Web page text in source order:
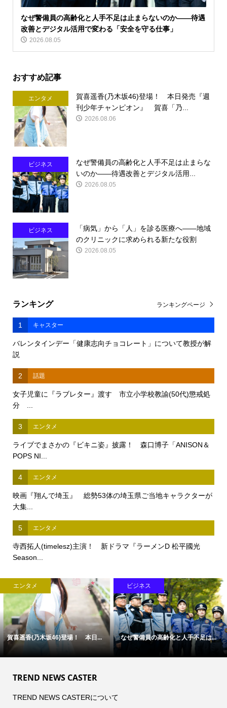
なぜ警備員の高齢化と人手不足は止まらないのか――待遇
改善とデジタル活用で変わる「安全を守る仕事」
2026.08.05
おすすめ記事
エンタメ
賀喜遥香(乃木坂46)登場！ 本日発売『週
刊少年チャンピオン』 賀喜「乃...
2026.08.06
ビジネス
なぜ警備員の高齢化と人手不足は止まらな
いのか――待遇改善とデジタル活用...
2026.08.05
ビジネス
「病気」から「人」を診る医療へ――地域
のクリニックに求められる新たな役割
2026.08.05
ランキング
1 キャスター
バレンタインデー「健康志向チョコレート」について教授が解
説
2 話題
女子児童に『ラブレター』渡す 市立小学校教諭(50代)懲戒処
分 ...
3 エンタメ
ライブでまさかの『ビキニ姿』披露！ 森口博子「ANISON＆
POPS NI...
4 エンタメ
映画『翔んで埼玉』 総勢53体の埼玉県ご当地キャラクターが
大集...
5 エンタメ
寺西拓人(timelesz)主演！ 新ドラマ『ラーメンD 松平國光
Season...
ランキングページ
エンタメ
賀喜遥香(乃木坂46)登場！ 本日...
ビジネス
なぜ警備員の高齢化と人手不足は...
TREND NEWS CASTER
TREND NEWS CASTERについて